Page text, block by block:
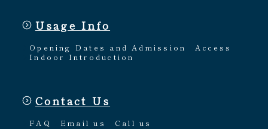
Usage Info
Opening Dates and Admission
Access
Indoor Introduction
Contact Us
FAQ Email us Call us